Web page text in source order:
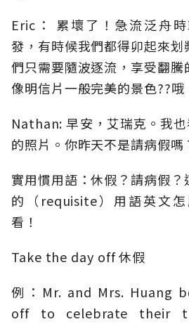
Eric： 累壞了！急流泛舟
發，有時候我們都得卯起來
們只需要隨波逐流，享受翻
像明信片一般完美的景色??哦
Nathan: 早安，艾瑞克。我
的照片。你昨天不是請病假嗎
實用慣用語：休假？請病假
的（requisite）用語英文
看！
Take the day off 休假
例：Mr. and Mrs. Huang
off to celebrate their